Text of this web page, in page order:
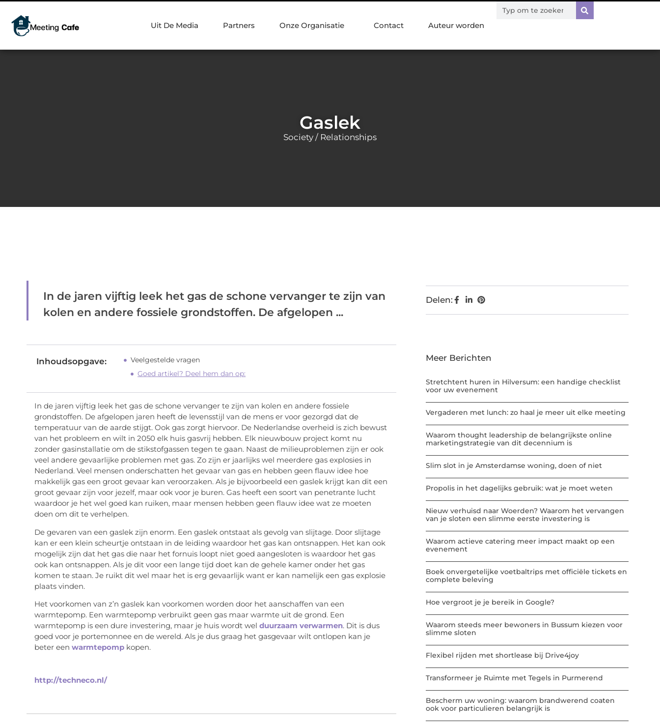
Uit De Media Partners Onze Organisatie Contact Auteur worden
Gaslek
Society / Relationships
In de jaren vijftig leek het gas de schone vervanger te zijn van
kolen en andere fossiele grondstoffen. De afgelopen ...
Inhoudsopgave:
Veelgestelde vragen
Goed artikel? Deel hem dan op:
In de jaren vijftig leek het gas de schone vervanger te zijn van kolen en andere fossiele
grondstoffen. De afgelopen jaren heeft de levensstijl van de mens er voor gezorgd dat de
temperatuur van de aarde stijgt. Ook gas zorgt hiervoor. De Nederlandse overheid is zich bewust
van het probleem en wilt in 2050 elk huis gasvrij hebben. Elk nieuwbouw project komt nu
zonder gasinstallatie om de stikstofgassen tegen te gaan. Naast de milieuproblemen zijn er ook
veel andere gevaarlijke problemen met gas. Zo zijn er jaarlijks wel meerdere gas explosies in
Nederland. Veel mensen onderschatten het gevaar van gas en hebben geen flauw idee hoe
makkelijk gas een groot gevaar kan veroorzaken. Als je bijvoorbeeld een gaslek krijgt kan dit een
groot gevaar zijn voor jezelf, maar ook voor je buren. Gas heeft een soort van penetrante lucht
waardoor je het wel goed kan ruiken, maar mensen hebben geen flauw idee wat ze moeten
doen om dit te verhelpen.
De gevaren van een gaslek zijn enorm. Een gaslek ontstaat als gevolg van slijtage. Door slijtage
kan er een klein scheurtje ontstaan in de leiding waardoor het gas kan ontsnappen. Het kan ook
mogelijk zijn dat het gas die naar het fornuis loopt niet goed aangesloten is waardoor het gas
ook kan ontsnappen. Als je dit voor een lange tijd doet kan de gehele kamer onder het gas
komen te staan. Je ruikt dit wel maar het is erg gevaarlijk want er kan namelijk een gas explosie
plaats vinden.
Het voorkomen van z’n gaslek kan voorkomen worden door het aanschaffen van een
warmtepomp. Een warmtepomp verbruikt geen gas maar warmte uit de grond. Een
warmtepomp is een dure investering, maar je huis wordt wel duurzaam verwarmen. Dit is dus
goed voor je portemonnee en de wereld. Als je dus graag het gasgevaar wilt ontlopen kan je
beter een warmtepompkopen.
http://techneco.nl/
Delen:
Meer Berichten
Stretchtent huren in Hilversum: een handige checklist
voor uw evenement
Vergaderen met lunch: zo haal je meer uit elke meeting
Waarom thought leadership de belangrijkste online
marketingstrategie van dit decennium is
Slim slot in je Amsterdamse woning, doen of niet
Propolis in het dagelijks gebruik: wat je moet weten
Nieuw verhuisd naar Woerden? Waarom het vervangen
van je sloten een slimme eerste investering is
Waarom actieve catering meer impact maakt op een
evenement
Boek onvergetelijke voetbaltrips met officiële tickets en
complete beleving
Hoe vergroot je je bereik in Google?
Waarom steeds meer bewoners in Bussum kiezen voor
slimme sloten
Flexibel rijden met shortlease bij Drive4joy
Transformeer je Ruimte met Tegels in Purmerend
Bescherm uw woning: waarom brandwerend coaten
ook voor particulieren belangrijk is